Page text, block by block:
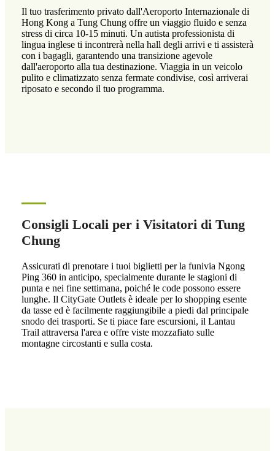
Il tuo trasferimento privato dall'Aeroporto Internazionale di
Hong Kong a Tung Chung offre un viaggio fluido e senza
stress di circa 10-15 minuti. Un autista professionista di
lingua inglese ti incontrerà nella hall degli arrivi e ti assisterà
con i bagagli, garantendo una transizione agevole
dall'aeroporto alla tua destinazione. Viaggia in un veicolo
pulito e climatizzato senza fermate condivise, così arriverai
riposato e secondo il tuo programma.
Consigli Locali per i Visitatori di Tung
Chung
Assicurati di prenotare i tuoi biglietti per la funivia Ngong
Ping 360 in anticipo, specialmente durante le stagioni di
punta e nei fine settimana, poiché le code possono essere
lunghe. Il CityGate Outlets è ideale per lo shopping esente
da tasse ed è facilmente raggiungibile a piedi dal principale
snodo dei trasporti. Se ti piace fare escursioni, il Lantau
Trail attraversa l'area e offre viste mozzafiato sulle
montagne circostanti e sulla costa.